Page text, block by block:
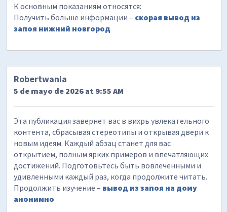
К основным показаниям относятся:
Получить больше информации – скорая вывод из
запоя нижний новгород
Robertwania
5 de mayo de 2026 at 9:55 AM
Эта публикация завернет вас в вихрь увлекательного
контента, сбрасывая стереотипы и открывая двери к
новым идеям. Каждый абзац станет для вас
открытием, полным ярких примеров и впечатляющих
достижений. Подготовьтесь быть вовлеченными и
удивленными каждый раз, когда продолжите читать.
Продолжить изучение – вывод из запоя на дому
анонимно